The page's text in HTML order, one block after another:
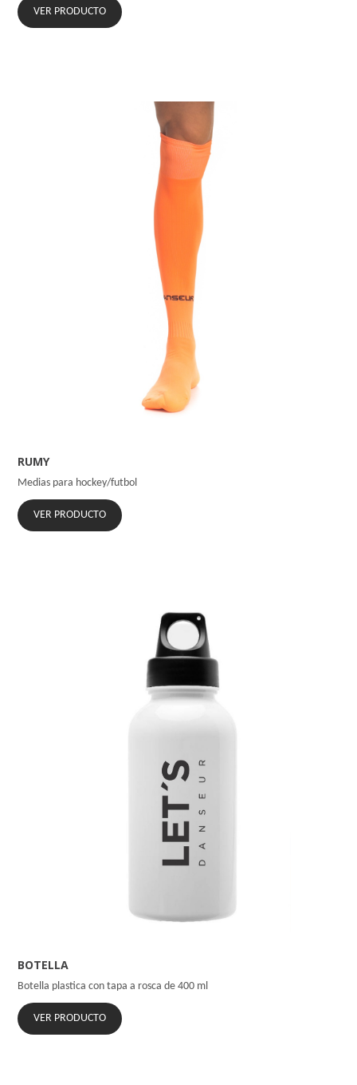
VER PRODUCTO
RUMY
Medias para hockey/futbol
VER PRODUCTO
BOTELLA
Botella plastica con tapa a rosca de 400 ml
VER PRODUCTO